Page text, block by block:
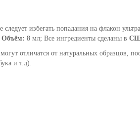
избегать попадания на флакон
Объём: 8 мл; Все ингредиенты сделаны в
отличатся от натуральных образцов,
и т.д).